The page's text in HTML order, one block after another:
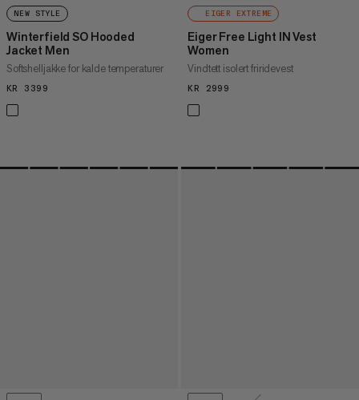
NEW STYLE
Winterfield SO Hooded
Jacket Men
Softshelljakke for kalde temperaturer
KR 3399
EIGER EXTREME
Eiger Free Light IN Vest
Women
Vindtett isolert friridevest
KR 2999